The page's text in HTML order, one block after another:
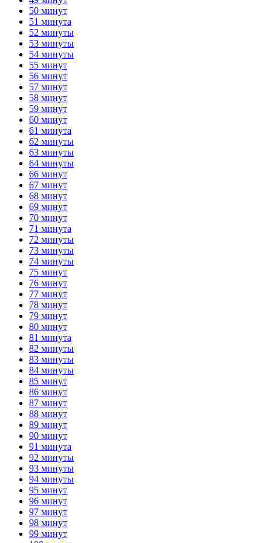
50 минут
51 минута
52 минуты
53 минуты
54 минуты
55 минут
56 минут
57 минут
58 минут
59 минут
60 минут
61 минута
62 минуты
63 минуты
64 минуты
66 минут
67 минут
68 минут
69 минут
70 минут
71 минута
72 минуты
73 минуты
74 минуты
75 минут
76 минут
77 минут
78 минут
79 минут
80 минут
81 минута
82 минуты
83 минуты
84 минуты
85 минут
86 минут
87 минут
88 минут
89 минут
90 минут
91 минута
92 минуты
93 минуты
94 минуты
95 минут
96 минут
97 минут
98 минут
99 минут